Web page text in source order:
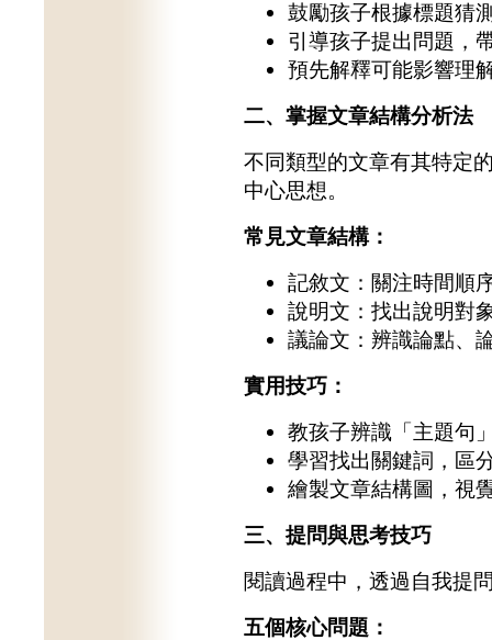
鼓勵孩子根據標題猜
引導孩子提出問題，
預先解釋可能影響理
二、掌握文章結構分析法
不同類型的文章有其特定
中心思想。
常見文章結構：
記敘文：關注時間順
說明文：找出說明對
議論文：辨識論點、
實用技巧：
教孩子辨識「主題句
學習找出關鍵詞，區
繪製文章結構圖，視
三、提問與思考技巧
閱讀過程中，透過自我提
五個核心問題：